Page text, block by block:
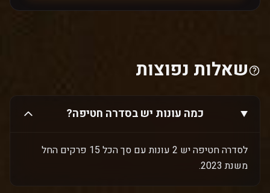
שאלות נפוצות
כמה עונות יש בסדרה חטיפה?
לסדרה חטיפה יש 2 עונות עם סך הכל 15 פרקים החל
משנת 2023.